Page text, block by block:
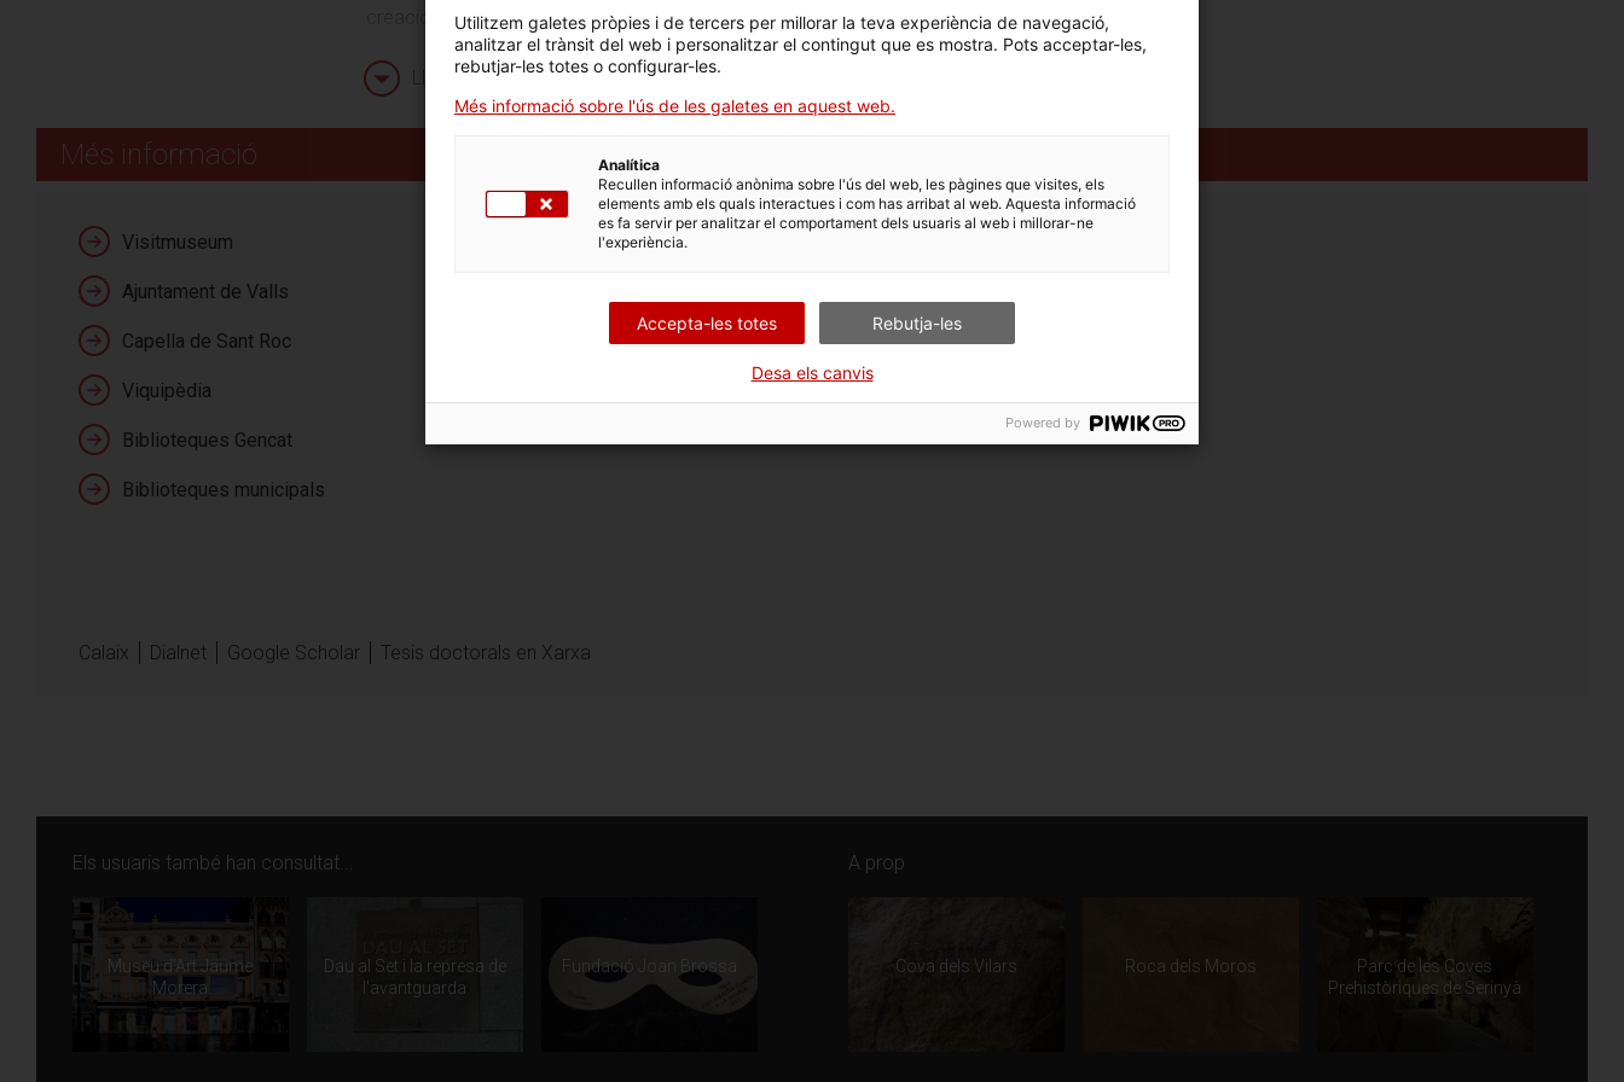
creació i difusió de l’art contemporani de la ciutat.
Horaris
Tot l’any: de dimarts a dissabte, d’11.00 a 14.00 i de 17.00 a 20.00 hores; diumenge i festius, d’11.00 a 14.00 hores.
Preus
43800 Valls
Llegeix més
Més informació
Visitmuseum
Ajuntament de Valls
Capella de Sant Roc
Viquipèdia
Biblioteques Gencat
Biblioteques municipals
Calaix Dialnet Google Scholar Tesis doctorals en Xarxa
Els usuaris també han consultat...
Museu d’Art Jaume
Morera
Dau al Set i la represa de
l'avantguarda
Fundació Joan Brossa
A prop
Cova dels Vilars Roca dels Moros
Parc de les Coves
Prehistòriques de Serinyà
Utilitzem galetes pròpies i de tercers per millorar la teva experiència de navegació,
analitzar el trànsit del web i personalitzar el contingut que es mostra. Pots acceptar-les,
rebutjar-les totes o configurar-les.
Més informació sobre l'ús de les galetes en aquest web.
Analítica
Recullen informació anònima sobre l'ús del web, les pàgines que visites, els
elements amb els quals interactues i com has arribat al web. Aquesta informació
es fa servir per analitzar el comportament dels usuaris al web i millorar-ne
l'experiència.
Accepta-les totes Rebutja-les
Desa els canvis
Powered by